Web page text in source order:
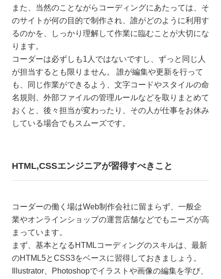
また、当然のことながらコーディングにあたっては、そ
のサイトが何の目的で制作され、誰がどのように利用す
るのかを、しっかり理解して作業に臨むことが大切にな
ります。
コーダーは必ずしも1人ではないですし、ずっと同じ人
が担当するとも限りません。 誰が編集や更新を行って
も、同じ作業ができるよう、文字コードやスタイルの命
名規則、外部ファイルの管理ルールなどを取りまとめて
おくと、後々担当が変わったり、その人が仕事をお休み
している場合でもスムーズです。
HTML,CSSエンジニアが習得すべきこと
コーダーの働く場はWeb制作会社に留まらず、一般企
業やオンラインショップの運営店舗などでもニーズが高
まっています。
まず、基本となるHTMLコーディングのスキルは、最新
のHTML5とCSS3をベースに習得しておきましょう。
Illustrator、Photoshopでイラストや画像の編集を学び、